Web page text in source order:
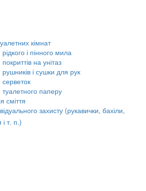
кімнат
і пінного мила
на унітаз
і сушки для рук
паперу
сміття
захисту (рукавички, бахіли,
т. п.)